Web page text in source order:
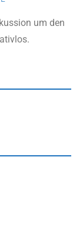
um den